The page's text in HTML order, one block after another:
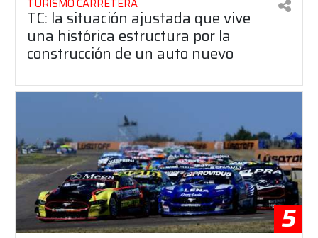
TURISMO CARRETERA
TC: la situación ajustada que vive
una histórica estructura por la
construcción de un auto nuevo
5